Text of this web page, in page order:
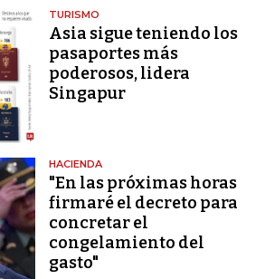
TURISMO
Asia sigue teniendo los
pasaportes más
poderosos, lidera
Singapur
HACIENDA
"En las próximas horas
firmaré el decreto para
concretar el
congelamiento del
gasto"